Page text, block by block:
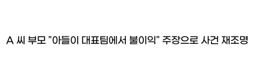
A 씨 부모 "아들이 대표팀에서 불이익" 주장으로 사건 재조명